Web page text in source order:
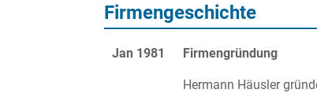
Firmengeschichte
Jan 1981 Firmengründung
Hermann Häusler